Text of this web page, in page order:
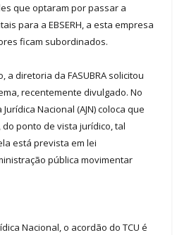
que optaram por passar a
para a EBSERH, a esta empresa
ficam subordinados.
a diretoria da FASUBRA solicitou
recentemente divulgado. No
Nacional (AJN) coloca que
ponto de vista jurídico, tal
está prevista em lei
pública movimentar
Nacional, o acordão do TCU é